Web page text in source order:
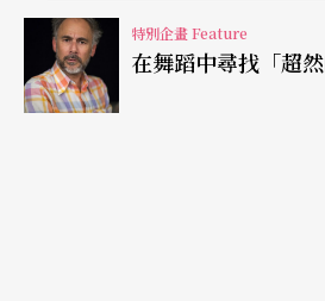
張吉米用看似鬆散的結構，設
開的分享模式（單一售票／臉書
特別企畫 Feature
在舞蹈中尋找「超然